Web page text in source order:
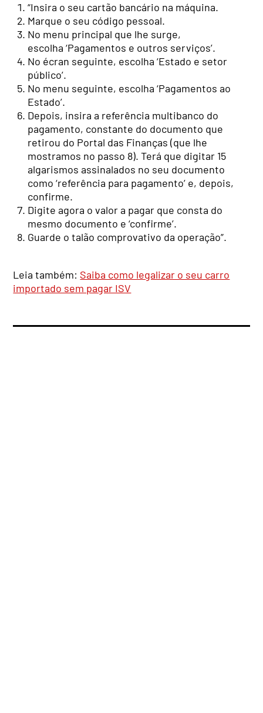
“Insira o seu cartão bancário na máquina.
Marque o seu código pessoal.
No menu principal que lhe surge,
escolha ‘Pagamentos e outros serviços’.
No écran seguinte, escolha ‘Estado e setor
público’.
No menu seguinte, escolha ‘Pagamentos ao
Estado’.
Depois, insira a referência multibanco do
pagamento, constante do documento que
retirou do Portal das Finanças (que lhe
mostramos no passo 8). Terá que digitar 15
algarismos assinalados no seu documento
como ‘referência para pagamento’ e, depois,
confirme.
Digite agora o valor a pagar que consta do
mesmo documento e ‘confirme’.
Guarde o talão comprovativo da operação”.
Leia também: Saiba como legalizar o seu carro
importado sem pagar ISV